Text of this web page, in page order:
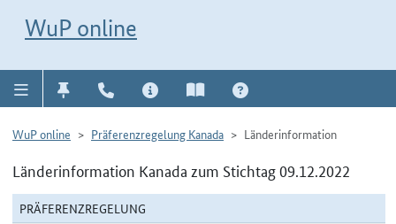
WuP online
WuP online Präferenzregelung Kanada Länderinformation
Länderinformation Kanada zum Stichtag 09.12.2022
PRÄFERENZREGELUNG